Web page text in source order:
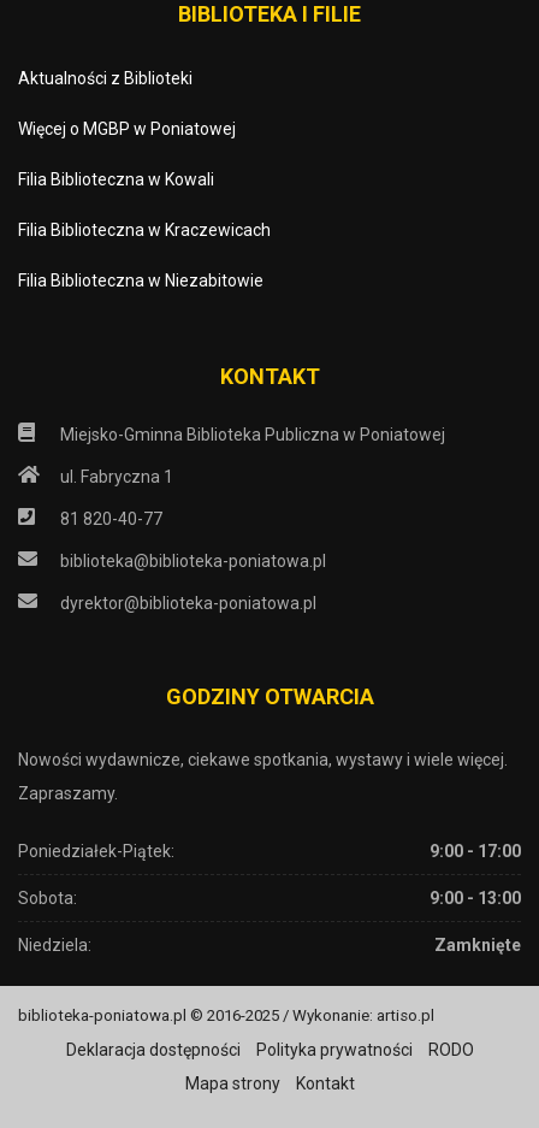
BIBLIOTEKA I FILIE
Aktualności z Biblioteki
Więcej o MGBP w Poniatowej
Filia Biblioteczna w Kowali
Filia Biblioteczna w Kraczewicach
Filia Biblioteczna w Niezabitowie
KONTAKT
Miejsko-Gminna Biblioteka Publiczna w Poniatowej
ul. Fabryczna 1
81 820-40-77
biblioteka@biblioteka-poniatowa.pl
dyrektor@biblioteka-poniatowa.pl
GODZINY OTWARCIA
Nowości wydawnicze, ciekawe spotkania, wystawy i wiele więcej.
Zapraszamy.
Poniedziałek-Piątek: 9:00 - 17:00
Sobota: 9:00 - 13:00
Niedziela: Zamknięte
biblioteka-poniatowa.pl © 2016-2025 / Wykonanie: artiso.pl
Deklaracja dostępności Polityka prywatności
RODO
Mapa strony
Kontakt